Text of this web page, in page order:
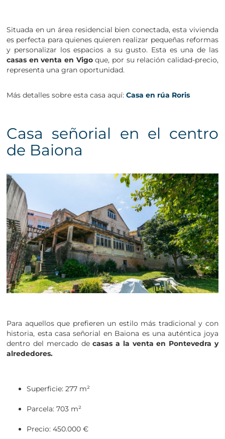
Situada en un área residencial bien conectada, esta vivienda
es perfecta para quienes quieren realizar pequeñas reformas
y personalizar los espacios a su gusto. Esta es una de las
casas en venta en Vigoque, por su relación calidad-precio,
representa una gran oportunidad.
Más detalles sobre esta casa aquí:Casa en rúa Roris
Casa señorial en el centro
de Baiona
Para aquellos que prefieren un estilo más tradicional y con
historia, esta casa señorial en Baiona es una auténtica joya
dentro del mercado decasas a la venta en Pontevedra y
alrededores.
Superficie: 277 m²
Parcela: 703 m²
Precio: 450.000 €